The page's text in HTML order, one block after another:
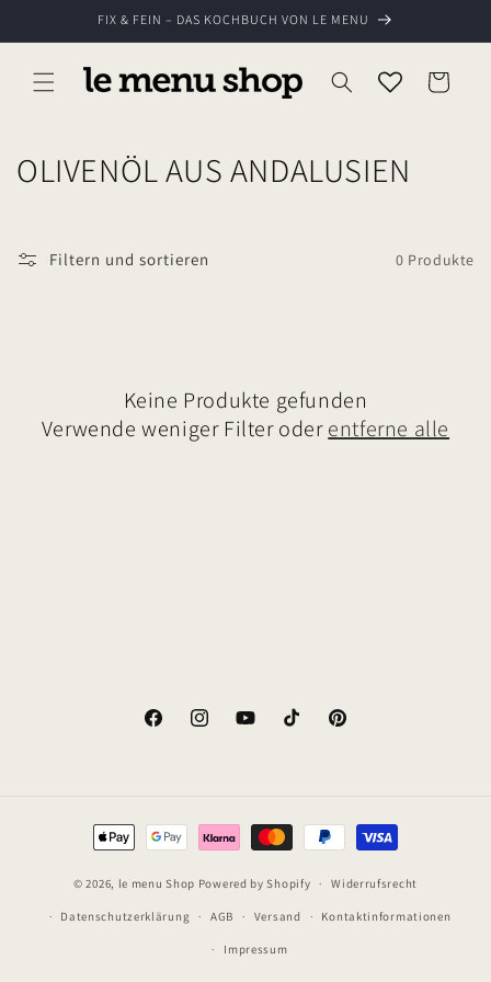
Inhalt
FIX & FEIN – DAS KOCHBUCH VON LE MENU
Warenkorb
K
t
OLIVENÖL AUS ANDALUSIEN
Filtern und sortieren 0 Produkte
Keine Produkte gefunden
Verwende weniger Filter oderentferne alle
FacebookInstagramYouTubeTikTok Pinterest
Zahlungsmethoden
© 2026, le menu Shop Powered by Shopify Widerrufsrecht
Datenschutzerklärung AGB Versand Kontaktinformationen
Impressum